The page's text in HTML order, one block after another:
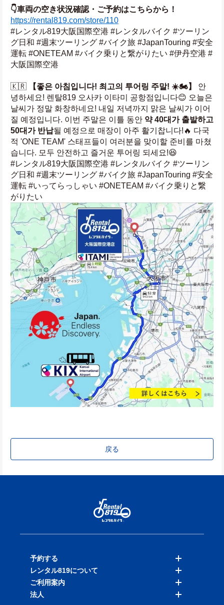
👇車両の空き状況確認・ご予約はこちらから！
https://rental819.com/store/110
#レンタル819大阪国際空港 #レンタルバイク #ツーリン
グ日和 #週末ツーリング #バイク旅 #JapanTouring #安全
運転 #ONETEAM #バイク乗りと繋がりたい #伊丹空港 #
大阪国際空港
🇰🇷 【좋은 아침입니다! 최고의 투어링 주말! ☀️🏍️】
안
녕하세요! 렌탈819 오사카 이타미 공항점입니다😊 오늘은
날씨가 정말 화창하네요! 내일 저녁까지 맑은 날씨가 이어
질 예정입니다. 이번 주말은 이틀 동안 약 40대가 출발하고
50대가 반납될 예정으로 매장이 아주 활기찹니다!🔥 다국
적 'ONE TEAM' 스태프들이 여러분을 맞이할 준비를 마쳤
습니다. 모두 안전하고 즐거운 투어링 되세요!😆
#レンタル819大阪国際空港 #レンタルバイク #ツーリン
グ日和 #週末ツーリング #バイク旅 #JapanTouring #安全
運転 #いってらっしゃい #ONETEAM #バイク乗りと繋
がりたい
戻る
予約する
バイクを探す
店舗を探す
レンタル819について
料金表
ご利用案内
法人